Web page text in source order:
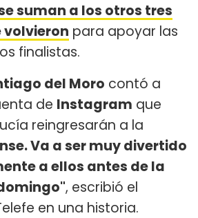
suman a los otros tres
volvieron para apoyar las
finalistas.
del Moro contó a
de Instagram que
reingresarán a la
Va a ser muy divertido
a ellos antes de la
, escribió el
en una historia.